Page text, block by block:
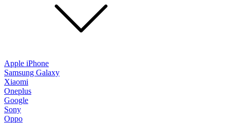
Apple iPhone
Samsung Galaxy
Xiaomi
Oneplus
Google
Sony
Oppo